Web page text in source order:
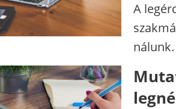
A
nálunk.